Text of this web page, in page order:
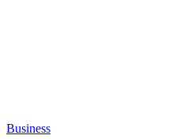
Business